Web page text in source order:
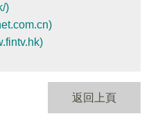
)
返回上頁